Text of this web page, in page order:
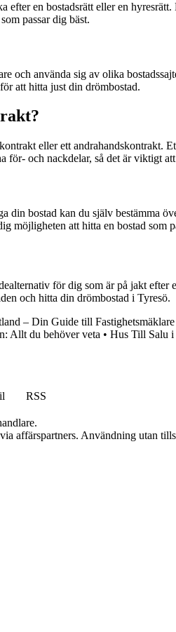
en bostadsrätt eller en
passar dig bäst.
och använda sig av olika
att hitta just din drömbostad.
eller ett andrahandskontrakt.
och nackdelar, så det är viktigt
bostad kan du själv bestämma
möjligheten att hitta en bostad som
för dig som är på jakt
och hitta din drömbostad i Tyresö.
– Din Guide till
Allt du behöver veta • Hus Till Salu
RSS
affärspartners. Användning utan